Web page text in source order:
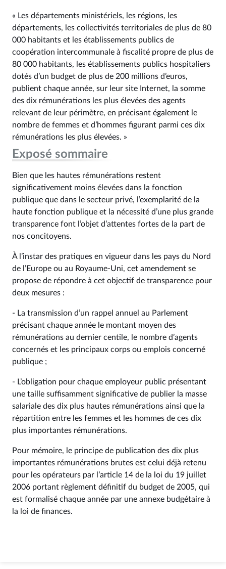
« Les départements ministériels, les régions, les
départements, les collectivités territoriales de plus de 80
000 habitants et les établissements publics de
coopération intercommunale à fiscalité propre de plus de
80 000 habitants, les établissements publics hospitaliers
dotés d’un budget de plus de 200 millions d’euros,
publient chaque année, sur leur site Internet, la somme
des dix rémunérations les plus élevées des agents
relevant de leur périmètre, en précisant également le
nombre de femmes et d’hommes figurant parmi ces dix
rémunérations les plus élevées. »
Exposé sommaire
Bien que les hautes rémunérations restent
significativement moins élevées dans la fonction
publique que dans le secteur privé, l’exemplarité de la
haute fonction publique et la nécessité d’une plus grande
transparence font l’objet d’attentes fortes de la part de
nos concitoyens.
À l’instar des pratiques en vigueur dans les pays du Nord
de l’Europe ou au Royaume-Uni, cet amendement se
propose de répondre à cet objectif de transparence pour
deux mesures :
- La transmission d’un rappel annuel au Parlement
précisant chaque année le montant moyen des
rémunérations au dernier centile, le nombre d’agents
concernés et les principaux corps ou emplois concerné
publique ;
- L’obligation pour chaque employeur public présentant
une taille suffisamment significative de publier la masse
salariale des dix plus hautes rémunérations ainsi que la
répartition entre les femmes et les hommes de ces dix
plus importantes rémunérations.
Pour mémoire, le principe de publication des dix plus
importantes rémunérations brutes est celui déjà retenu
pour les opérateurs par l’article 14 de la loi du 19 juillet
2006 portant règlement définitif du budget de 2005, qui
est formalisé chaque année par une annexe budgétaire à
la loi de finances.